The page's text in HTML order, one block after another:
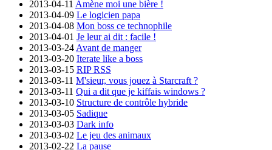
2013-04-11 Amène moi une bière !
2013-04-09 Le logicien papa
2013-04-08 Mon boss ce technophile
2013-04-01 Je leur ai dit : facile !
2013-03-24 Avant de manger
2013-03-20 Iterate like a boss
2013-03-15 RIP RSS
2013-03-11 M'sieur, vous jouez à Starcraft ?
2013-03-11 Qui a dit que je kiffais windows ?
2013-03-10 Structure de contrôle hybride
2013-03-05 Sadique
2013-03-03 Dark info
2013-03-02 Le jeu des animaux
2013-02-22 La pause